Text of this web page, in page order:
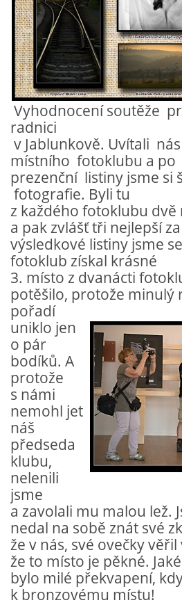
Vyhodnocení soutěže
radnici
v Jablunkově. Uvítali
místního fotoklubu a po
prezenční listiny jsme
fotografie. Byli tu
z každého fotoklubu
a pak zvlášť tři nejlepší
výsledkové listiny jsme
fotoklub získal krásné
3. místo z dvanácti
potěšilo, protože minulý
pořadí
uniklo jen
o pár
bodíků. A
protože
s námi
nemohl jet
náš
předseda
klubu,
nelenili
jsme
a zavolali mu malou lež.
nedal na sobě znát své
že v nás, své ovečky
že to místo je pěkné.
bylo milé překvapení,
k bronzovému místu!